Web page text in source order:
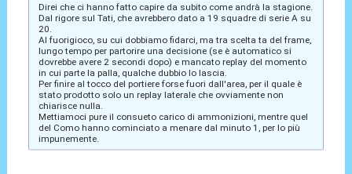
Direi che ci hanno fatto capire da subito come andrà la stagione.
Dal rigore sul Tati, che avrebbero dato a 19 squadre di serie A su
20.
Al fuorigioco, su cui dobbiamo fidarci, ma tra scelta ta del frame,
lungo tempo per partorire una decisione (se è automatico si
dovrebbe avere 2 secondi dopo) e mancato replay del momento
in cui parte la palla, qualche dubbio lo lascia.
Per finire al tocco del portiere forse fuori dall'area, per il quale è
stato prodotto solo un replay laterale che ovviamente non
chiarisce nulla.
Mettiamoci pure il consueto carico di ammonizioni, mentre quel
del Como hanno cominciato a menare dal minuto 1, per lo più
impunemente.